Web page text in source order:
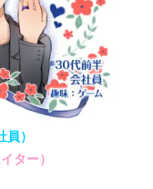
）
ター）